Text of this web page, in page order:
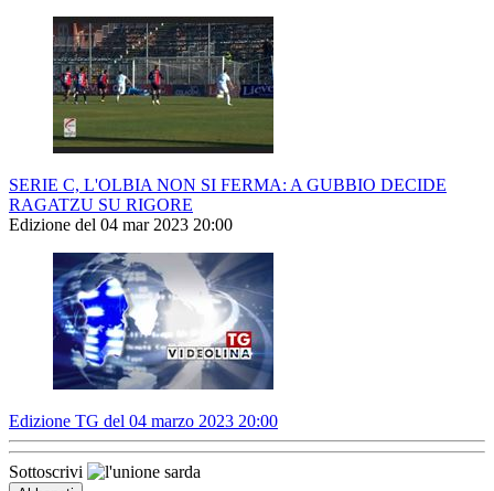
SERIE C, L'OLBIA NON SI FERMA: A GUBBIO DECIDE
RAGATZU SU RIGORE
Edizione del 04 mar 2023 20:00
Edizione TG del 04 marzo 2023 20:00
Sottoscrivi